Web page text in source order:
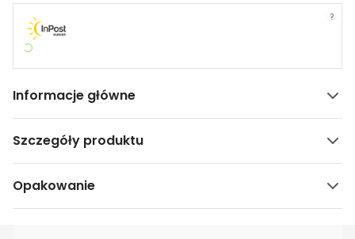
?
Informacje główne
Szczegóły produktu
Opakowanie